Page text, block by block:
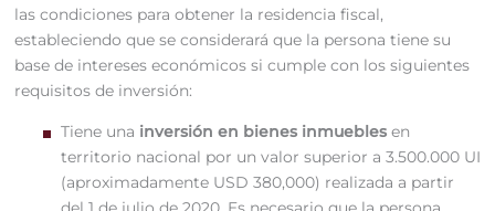
las condiciones para obtener la residencia fiscal,
estableciendo que se considerará que la persona tiene su
base de intereses económicos si cumple con los siguientes
requisitos de inversión:
Tiene una inversión en bienes inmueblesen
territorio nacional por un valor superior a 3.500.000 UI
(aproximadamente USD 380,000) realizada a partir